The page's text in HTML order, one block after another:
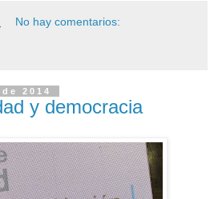
No hay comentarios:
2014
y democracia